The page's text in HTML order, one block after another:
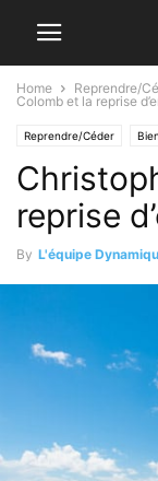
Home Reprendre/
Colomb et la reprise
Reprendre/Céder
reprise
By L'équipe